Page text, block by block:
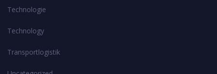
Technologie
Technology
Transportlogistik